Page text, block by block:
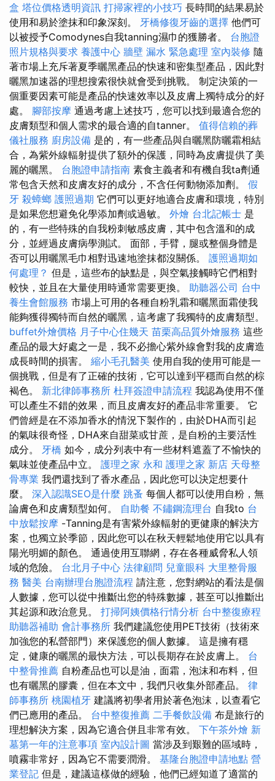
盒 塔位價格透明資訊 打掃家裡的小技巧 長時間的結果易於
使用和易於塗抹和印象深刻。 牙橋修復牙齒的選擇 他們可
以被授予Comodynes自我tanning濕巾的獲勝者。 台胞證
照片規格與要求 養護中心 牆壁 漏水 緊急處理 室內裝修 隨
著市場上充斥著夏季曬黑產品的快速和密集型產品，因此對
曬黑加速器的理想搜索很快就會受到挑戰。 制定決策的一
個重要因素可能是產品的快速效率以及皮膚上獨特成分的好
處。 腳部按摩 通過考慮上述技巧，您可以找到最適合您的
皮膚類型和個人需求的最合適的自tanner。 值得信賴的葬
儀社服務 廚房設備 是的，有一些產品與自曬黑防曬霜相結
合，為紫外線輻射提供了額外的保護，同時為皮膚提供了美
麗的曬黑。 台胞證申請指南 素食主義者和有機自我ta劑通
常包含天然和皮膚友好的成分，不含任何動物添加劑。 假
牙 殺蟑螂 護照過期 它們可以更好地適合皮膚和環境，特別
是如果您想避免化學添加劑或過敏。 外燴 台北記帳士 是
的，有一些特殊的自我粉刺敏感皮膚，其中包含溫和的成
分，並經過皮膚病學測試。 面部，手臂，腿或整個身體是
否可以用曬黑毛巾相對迅速地塗抹都沒關係。 護照過期如
何處理？ 但是，這些布的缺點是，與空氣接觸時它們相對
較快，並且在大量使用時通常需要更換。 助聽器公司 台中
養生會館服務 市場上可用的各種自粉乳霜和曬黑面霜使我
能夠獲得獨特而自然的曬黑，這考慮了我獨特的皮膚類型。
buffet外燴價格 月子中心住幾天 苗栗高品質外燴服務 這些
產品的最大好處之一是，我不必擔心紫外線會對我的皮膚造
成長時間的損害。 縮小毛孔醫美 使用自我的使用可能是一
個挑戰，但是有了正確的技術，它可以達到平穩而自然的棕
褐色。 新北律師事務所 杜拜簽證申請流程 我認為使用不僅
可以產生不錯的效果，而且皮膚友好的產品非常重要。 它
們曾經是在不添加香水的情況下製作的，由於DHA而引起
的氣味很奇怪，DHA來自甜菜或甘蔗，是自粉的主要活性
成分。 牙橋 如今，成分列表中有一些材料遮蓋了不愉快的
氣味並使產品中立。 護理之家 永和 護理之家 新店 天母整
骨專業 我們還找到了香水產品，因此您可以決定想要什
麼。 深入認識SEO是什麼 跳蚤 每個人都可以使用自粉，無
論膚色和皮膚類型如何。 自助餐 不鏽鋼流理台 自我to 台
中放鬆按摩 -Tanning是有害紫外線輻射的更健康的解決方
案，也獨立於季節，因此您可以在秋天輕鬆地使用它以具有
陽光明媚的顏色。 通過使用互聯網，存在各種威脅私人領
域的危險。 台北月子中心 法律顧問 兒童眼科 大里整骨服
務 醫美 台南辦理台胞證流程 請注意，您對網站的看法是個
人數據，您可以從中推斷出您的特殊數據，甚至可以推斷出
其起源和政治意見。 打掃阿姨價格行情分析 台中整復療程
助聽器補助 會計事務所 我們建議您使用PET技術（技術來
加強您的私營部門）來保護您的個人數據。 這是擁有穩
定，健康的曬黑的最快方法，可以長期存在於皮膚上。 台
中整骨推薦 自粉產品也可以是油，面霜，泡沫和布料，但
也有曬黑的膠囊，但在本文中，我們只收集外部產品。 律
師事務所 桃園植牙 建議將初學者用於著色泡沫，以查看它
們已應用的產品。 台中整復推薦 二手餐飲設備 布是旅行的
理想解決方案，因為它適合併且非常有效。 下午茶外燴 新
墓第一年的注意事項 室內設計圖 當涉及到艱難的區域時，
噴霧非常好，因為它不需要潤滑。 基隆台胞證申請地點 營
業登記 但是，建議這樣做的經驗，他們已經知道了適當的